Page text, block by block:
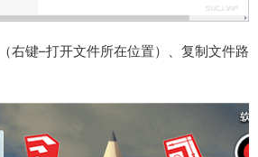
右键–打开文件所在位置）、复制文件路